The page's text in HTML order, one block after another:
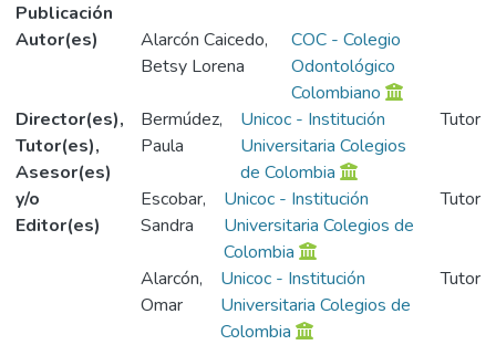
Publicación
Autor(es)
Alarcón Caicedo,
Betsy Lorena
COC - Colegio
Odontológico
Colombiano
Director(es),
Tutor(es),
Asesor(es)
y/o
Editor(es)
Bermúdez,
Paula
Unicoc - Institución
Universitaria Colegios
de Colombia
Tutor
Escobar,
Sandra
Unicoc - Institución
Universitaria Colegios de
Colombia
Tutor
Alarcón,
Omar
Unicoc - Institución
Universitaria Colegios de
Colombia
Tutor